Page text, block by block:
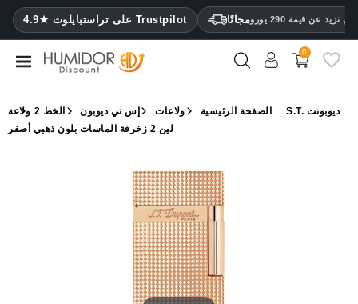
4.9★ على تراستبايلوت Trustpilot مجانًا عن قيمة 290 يورو CATEGORY
مرطب
خزائن
ترطيب
0
الصفحة الرئيسية ولاعات إس تي ديوبون الخط 2
ولاعة S.T. ديوبونت
لين 2 زخرفة الماسات بلون ذهبي أصفر